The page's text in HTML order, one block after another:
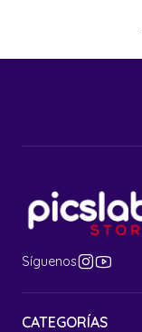
Síguenos
CATEGORÍAS